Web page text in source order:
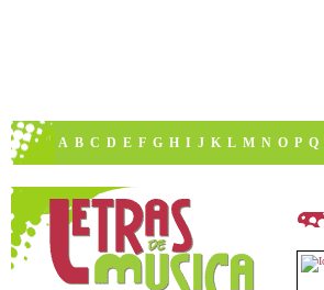
A B C D E F G H I J K L M N O P Q